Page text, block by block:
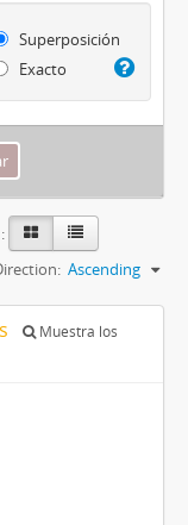
Superposición
Exacto
Ascending
Muestra los